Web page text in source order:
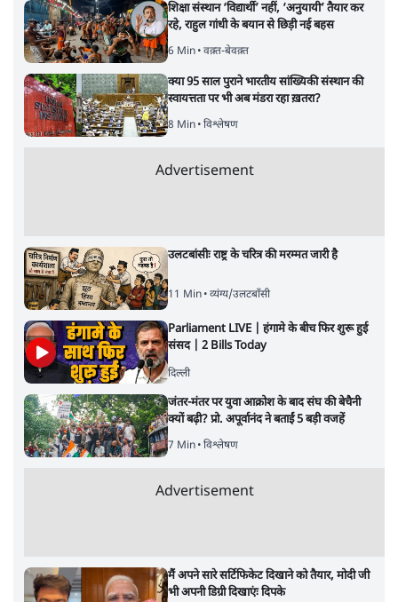
शिक्षा संस्थान ‘विद्यार्थी’ नहीं, ‘अनुयायी’ तैयार कर
रहे, राहुल गांधी के बयान से छिड़ी नई बहस
6 Min• वक़्त-बेवक़्त
क्या 95 साल पुराने भारतीय सांख्यिकी संस्थान की
स्वायत्तता पर भी अब मंडरा रहा ख़तरा?
8 Min• विश्लेषण
Advertisement
उलटबांसीः राष्ट्र के चरित्र की मरम्मत जारी है
11 Min• व्यंग्य/उलटबाँसी
Parliament LIVE | हंगामे के बीच फिर शुरू हुई
संसद | 2 Bills Today
दिल्ली
जंतर-मंतर पर युवा आक्रोश के बाद संघ की बेचैनी
क्यों बढ़ी? प्रो. अपूर्वानंद ने बताईं 5 बड़ी वजहें
7 Min• विश्लेषण
Advertisement
मैं अपने सारे सर्टिफिकेट दिखाने को तैयार, मोदी जी
भी अपनी डिग्री दिखाएंः दिपके